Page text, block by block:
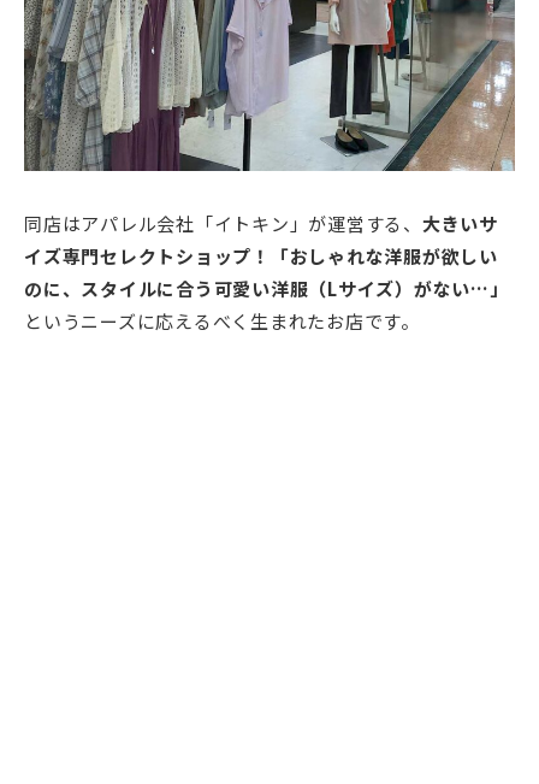
同店はアパレル会社「イトキン」が運営する、 大きいサ
イズ専門セレクトショップ！「おしゃれな洋服が欲しい
のに、スタイルに合う可愛い洋服（Lサイズ）がない…」
というニーズに応えるべく生まれたお店です。